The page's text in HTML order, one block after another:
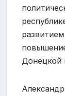
Донецкой